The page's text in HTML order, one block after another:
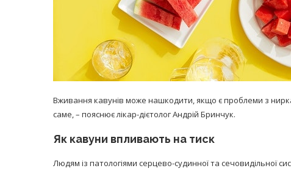
Вживання кавунів може нашкодити, якщо є проблеми з
саме, – пояснює лікар-дієтолог Андрій Бринчук.
Як кавуни впливають на тиск
Людям із патологіями серцево-судинної та сечовидільної